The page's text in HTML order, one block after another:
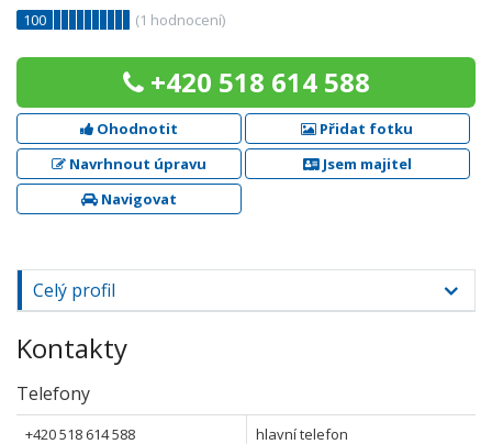
100
(1 hodnocení)
+420 518 614 588
Ohodnotit
Přidat fotku
Navrhnout úpravu
Jsem majitel
Navigovat
Celý profil
Kontakty
Telefony
+420 518 614 588
hlavní telefon